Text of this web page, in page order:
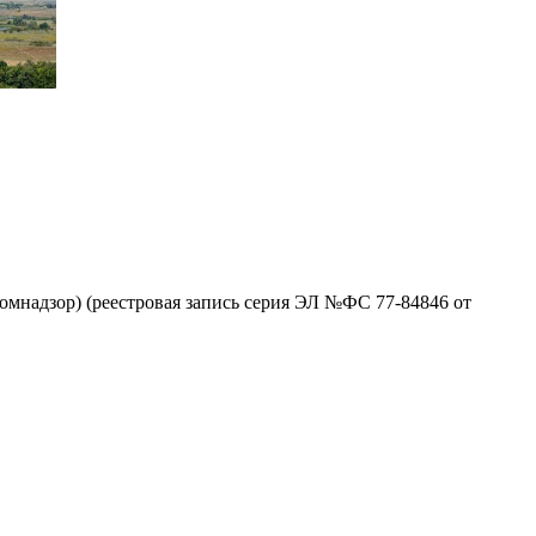
(реестровая запись серия ЭЛ №ФС 77-84846 от